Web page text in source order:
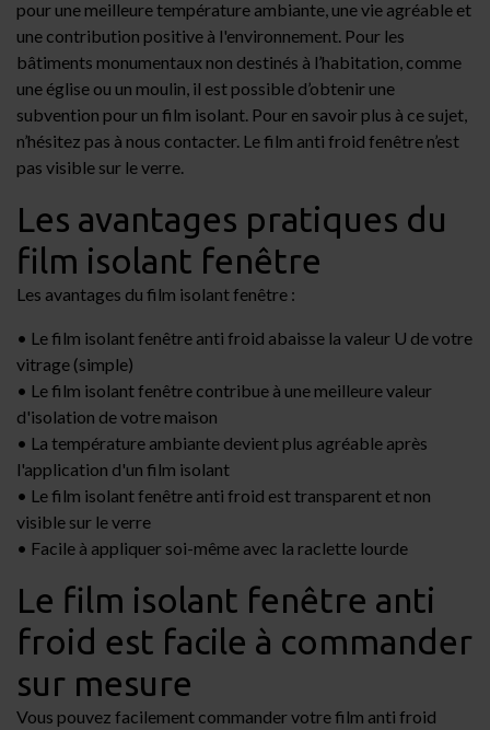
pour une meilleure température ambiante, une vie agréable et
une contribution positive à l'environnement. Pour les
bâtiments monumentaux non destinés à l’habitation, comme
une église ou un moulin, il est possible d’obtenir une
subvention pour un film isolant. Pour en savoir plus à ce sujet,
n’hésitez pas à nous contacter. Le film anti froid fenêtre n’est
pas visible sur le verre.
Les avantages pratiques du
film isolant fenêtre
Les avantages du film isolant fenêtre :
• Le film isolant fenêtre anti froid abaisse la valeur U de votre
vitrage (simple)
• Le film isolant fenêtre contribue à une meilleure valeur
d'isolation de votre maison
• La température ambiante devient plus agréable après
l'application d'un film isolant
• Le film isolant fenêtre anti froid est transparent et non
visible sur le verre
• Facile à appliquer soi-même avec la raclette lourde
Le film isolant fenêtre anti
froid est facile à commander
sur mesure
Vous pouvez facilement commander votre film anti froid